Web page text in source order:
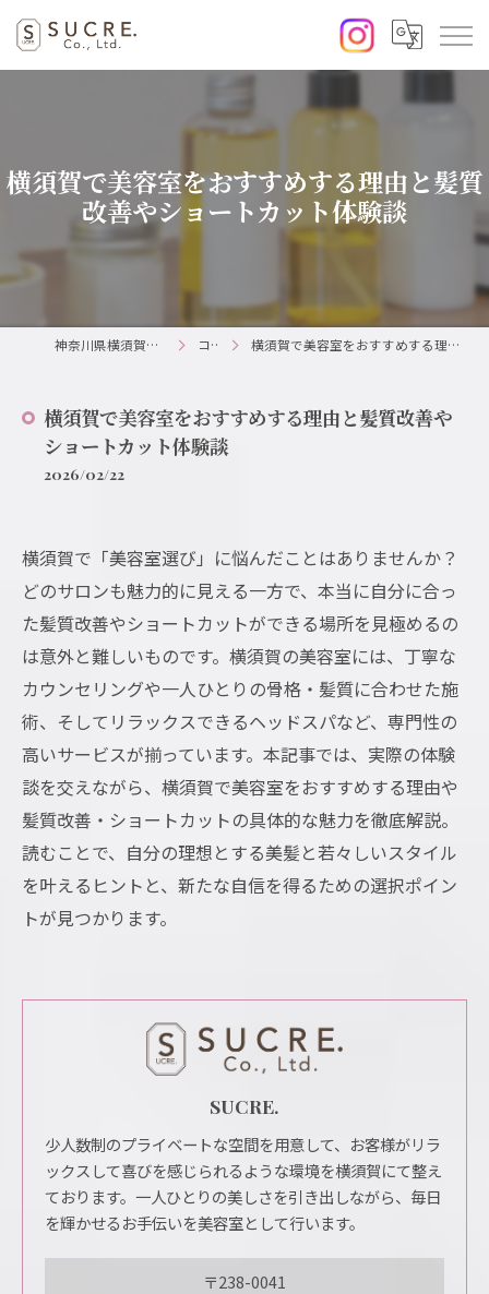
横須賀で美容室をおすすめする理由と髪質
改善やショートカット体験談
神奈川県横須賀の美容室ならSUCRE. コラム 横須賀で美容室をおすすめする理由と髪質改善やショートカット体験談
横須賀で美容室をおすすめする理由と髪質改善や
ショートカット体験談
2026/02/22
横須賀で「美容室選び」に悩んだことはありませんか？
どのサロンも魅力的に見える一方で、本当に自分に合っ
た髪質改善やショートカットができる場所を見極めるの
は意外と難しいものです。横須賀の美容室には、丁寧な
カウンセリングや一人ひとりの骨格・髪質に合わせた施
術、そしてリラックスできるヘッドスパなど、専門性の
高いサービスが揃っています。本記事では、実際の体験
談を交えながら、横須賀で美容室をおすすめする理由や
髪質改善・ショートカットの具体的な魅力を徹底解説。
読むことで、自分の理想とする美髪と若々しいスタイル
を叶えるヒントと、新たな自信を得るための選択ポイン
トが見つかります。
SUCRE.
少人数制のプライベートな空間を用意して、お客様がリラ
ックスして喜びを感じられるような環境を横須賀にて整え
ております。一人ひとりの美しさを引き出しながら、毎日
を輝かせるお手伝いを美容室として行います。
〒238-0041